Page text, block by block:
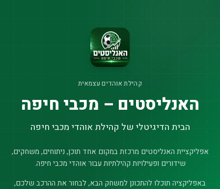
קהילת אוהדים עצמאית
האנליסטים – מכבי חיפה
הבית הדיגיטלי של קהילת אוהדי מכבי חיפה
אפליקציית האנליסטים מרכזת במקום אחד תוכן, ניתוחים, משחקים,
שידורים ופעילויות קהילתיות עבור אוהדי מכבי חיפה.
באפליקציה תוכלו להתכונן למשחק הבא, לבחור את ההרכב שלכם,